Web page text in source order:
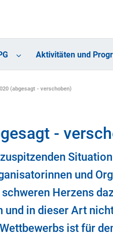
Aktivitäten und
(abgesagt - verschoben)
-
und
Herzens
und in dieser Art
ist für